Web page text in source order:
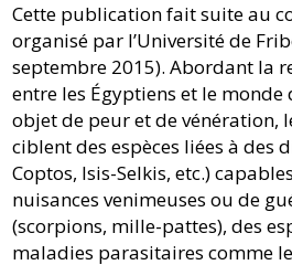
Cette publication fait suite au
organisé par l’Université de
septembre 2015). Abordant la
entre les Égyptiens et le monde
objet de peur et de vénération,
ciblent des espèces liées à des
Coptos, Isis-Selkis, etc.)
nuisances venimeuses ou de
(scorpions, mille-pattes), des
maladies parasitaires comme